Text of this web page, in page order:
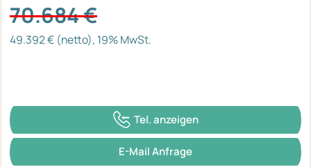
70.684 €
49.392 € (netto), 19% MwSt.
Tel. anzeigen
E-Mail Anfrage